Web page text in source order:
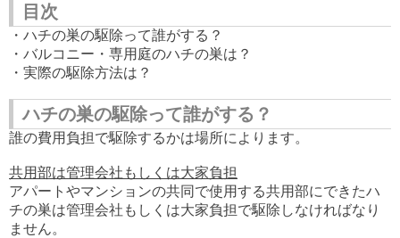
目次
・ハチの巣の駆除って誰がする？
・バルコニー・専用庭のハチの巣は？
・実際の駆除方法は？
ハチの巣の駆除って誰がする？
誰の費用負担で駆除するかは場所によります。
共用部は管理会社もしくは大家負担
アパートやマンションの共同で使用する共用部にできたハ
チの巣は管理会社もしくは大家負担で駆除しなければなり
ません。